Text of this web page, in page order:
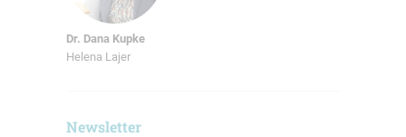
Dr. Dana Kupke
Helena Lajer
Newsletter